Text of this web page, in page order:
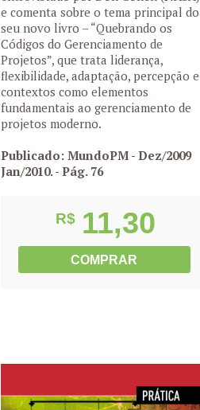
e comenta sobre o tema principal do
seu novo livro – “Quebrando os
Códigos do Gerenciamento de
Projetos”, que trata liderança,
flexibilidade, adaptação, percepção e
contextos como elementos
fundamentais ao gerenciamento de
projetos moderno.
Publicado: MundoPM - Dez/2009
Jan/2010.- Pág. 76
R$ 11,30
COMPRAR